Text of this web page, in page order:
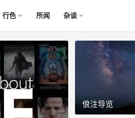
行色 所闻 杂谈
俍注导览